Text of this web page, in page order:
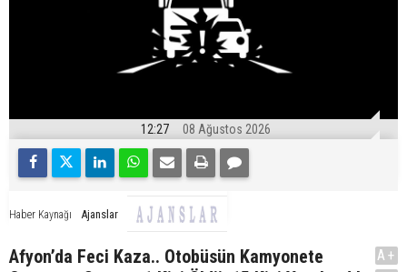
12:27 08 Ağustos 2026
Haber Kaynağı Ajanslar
Afyon’da Feci Kaza.. Otobüsün Kamyonete
A+